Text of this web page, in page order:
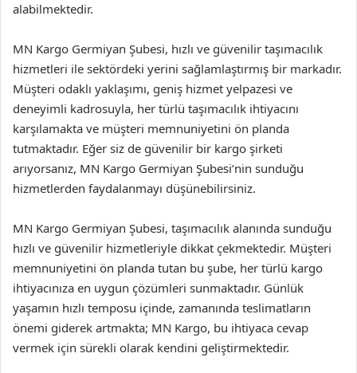
alabilmektedir.
MN Kargo Germiyan Şubesi, hızlı ve güvenilir taşımacılık
hizmetleri ile sektördeki yerini sağlamlaştırmış bir markadır.
Müşteri odaklı yaklaşımı, geniş hizmet yelpazesi ve
deneyimli kadrosuyla, her türlü taşımacılık ihtiyacını
karşılamakta ve müşteri memnuniyetini ön planda
tutmaktadır. Eğer siz de güvenilir bir kargo şirketi
arıyorsanız, MN Kargo Germiyan Şubesi’nin sunduğu
hizmetlerden faydalanmayı düşünebilirsiniz.
MN Kargo Germiyan Şubesi, taşımacılık alanında sunduğu
hızlı ve güvenilir hizmetleriyle dikkat çekmektedir. Müşteri
memnuniyetini ön planda tutan bu şube, her türlü kargo
ihtiyacınıza en uygun çözümleri sunmaktadır. Günlük
yaşamın hızlı temposu içinde, zamanında teslimatların
önemi giderek artmakta; MN Kargo, bu ihtiyaca cevap
vermek için sürekli olarak kendini geliştirmektedir.